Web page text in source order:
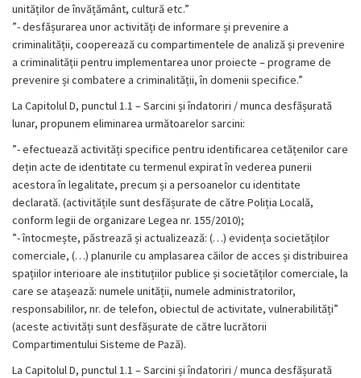
unităților de învățământ, cultură etc.”
”- desfășurarea unor activități de informare și prevenire a
criminalității, cooperează cu compartimentele de analiză și prevenire
a criminalității pentru implementarea unor proiecte – programe de
prevenire și combatere a criminalității, în domenii specifice.”
La Capitolul D, punctul 1.1 – Sarcini și îndatoriri / munca desfășurată
lunar, propunem eliminarea următoarelor sarcini:
”- efectuează activități specifice pentru identificarea cetățenilor care
dețin acte de identitate cu termenul expirat în vederea punerii
acestora în legalitate, precum și a persoanelor cu identitate
declarată. (activitățile sunt desfășurate de către Poliția Locală,
conform legii de organizare Legea nr. 155/2010);
”- întocmește, păstrează și actualizează: (…) evidența societăților
comerciale, (…) planurile cu amplasarea căilor de acces și distribuirea
spațiilor interioare ale instituțiilor publice și societăților comerciale, la
care se atașează: numele unității, numele administratorilor,
responsabililor, nr. de telefon, obiectul de activitate, vulnerabilități”
(aceste activități sunt desfășurate de către lucrătorii
Compartimentului Sisteme de Pază).
La Capitolul D, punctul 1.1 – Sarcini și îndatoriri / munca desfășurată